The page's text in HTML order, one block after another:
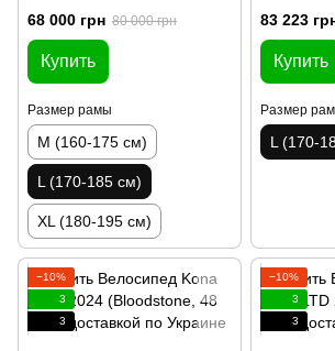
68 000 грн 80 000 грн
Купить
Размер рамы
M (160-175 см)
L (170-185 см)
XL (180-195 см)
83 223
Купить
Размер
L (170-
−10%
3
3
−10%
3
3